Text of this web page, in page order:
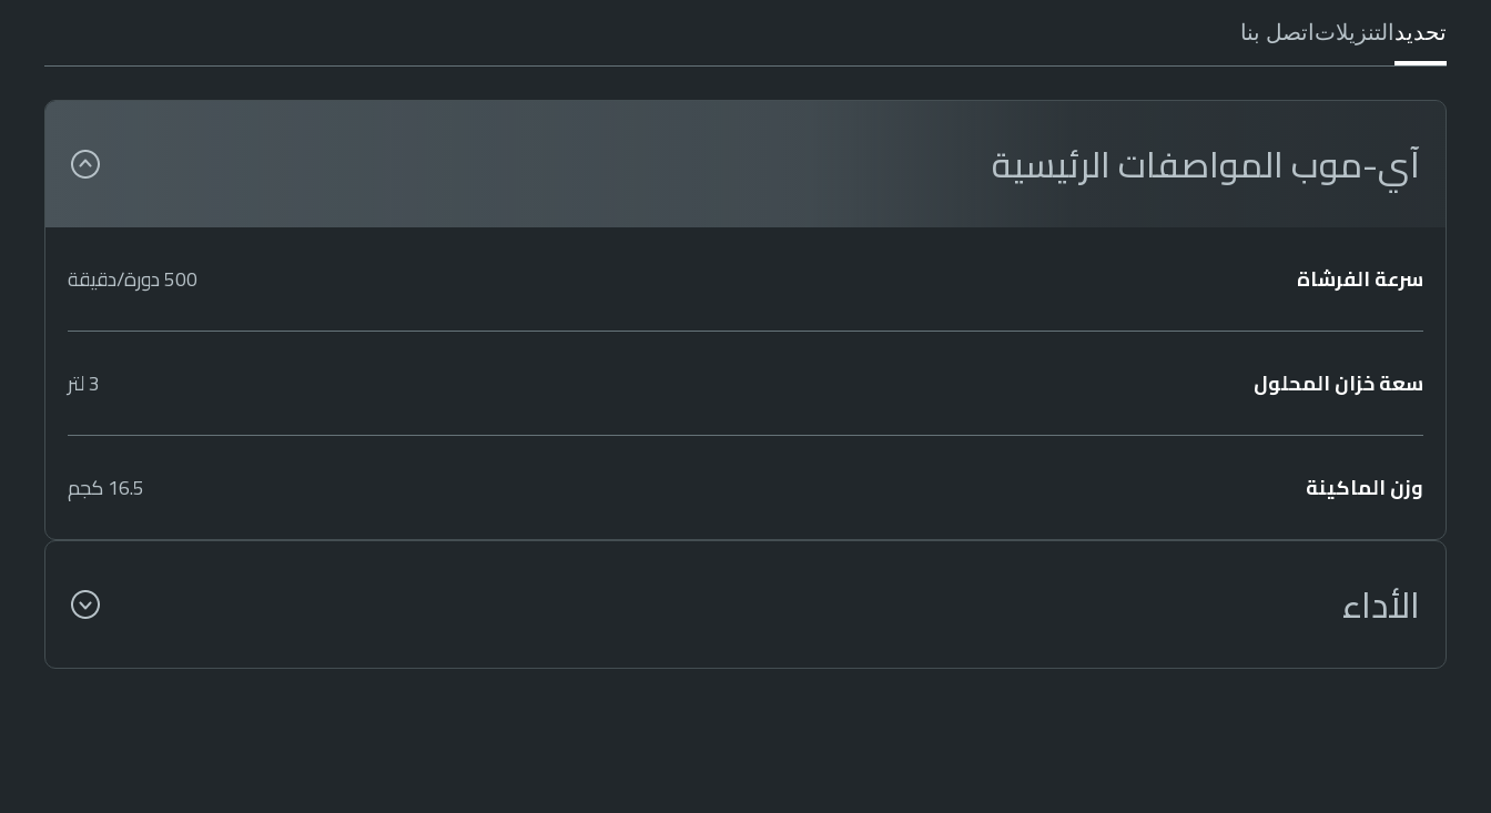
تحديدالتنزيلاتاتصل بنا
آي-موب المواصفات الرئيسية
سرعة الفرشاة 500 دورة/دقيقة
سعة خزان المحلول 3 لتر
وزن الماكينة 16.5 كجم
الأداء